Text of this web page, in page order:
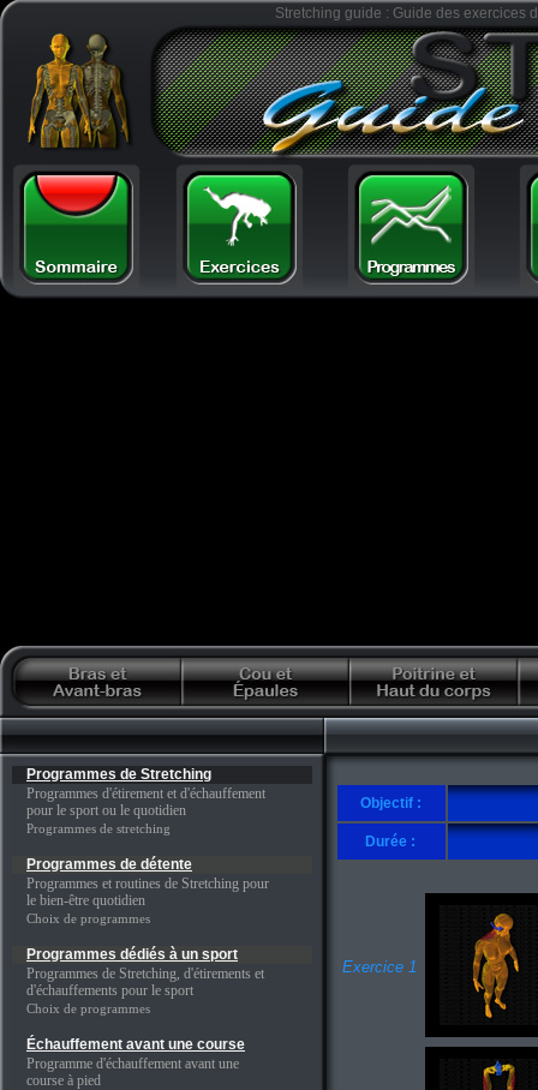
Stretching guide : Guide des exercices
Programmes de Stretching
Programmes d'étirement et d'échauffement
pour le sport ou le quotidien
Programmes de stretching
Programmes de détente
Programmes et routines de Stretching pour
le bien-être quotidien
Choix de programmes
Programmes dédiés à un sport
Programmes de Stretching, d'étirements et
d'échauffements pour le sport
Choix de programmes
Échauffement avant une course
Programme d'échauffement avant une
course à pied
Objectif :
Durée :
Exercice 1